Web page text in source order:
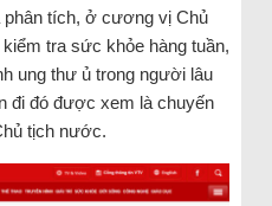
tích, ở cương vị Chủ
tra sức khỏe hàng tuần,
ung thư ủ trong người lâu
đi đó được xem là chuyến
tịch nước.